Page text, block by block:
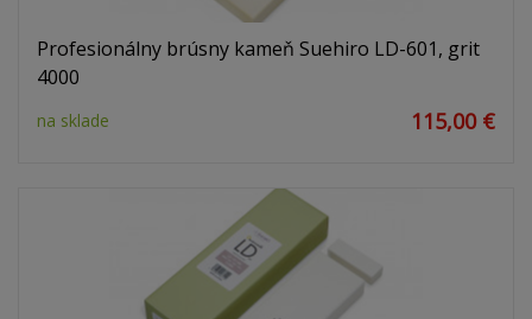
Profesionálny brúsny kameň Suehiro LD-601, grit
4000
na sklade 115,00 €